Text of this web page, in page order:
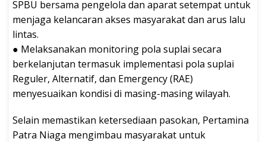
SPBU bersama pengelola dan aparat setempat untuk
menjaga kelancaran akses masyarakat dan arus lalu
lintas.
● Melaksanakan monitoring pola suplai secara
berkelanjutan termasuk implementasi pola suplai
Reguler, Alternatif, dan Emergency (RAE)
menyesuaikan kondisi di masing-masing wilayah.
Selain memastikan ketersediaan pasokan, Pertamina
Patra Niaga mengimbau masyarakat untuk